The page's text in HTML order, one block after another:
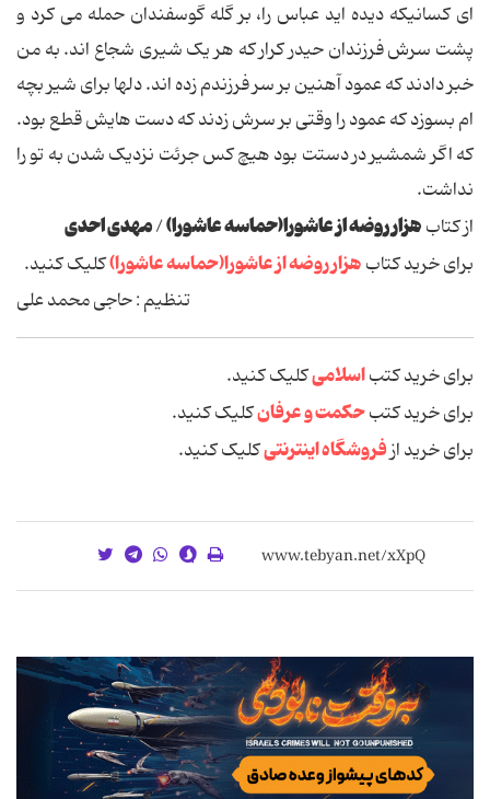
ای کسانیکه دیده اید عباس را، بر گله گوسفندان حمله می کرد و
پشت سرش فرزندان حیدر کرار که هر یک شیری شجاع اند. به من
خبر دادند که عمود آهنین بر سر فرزندم زده اند. دلها برای شیر بچه
ام بسوزد که عمود را وقتی بر سرش زدند که دست هایش قطع بود.
که اگر شمشیر در دستت بود هیچ کس جرئت نزدیک شدن به تو را
نداشت.
از کتابهزار روضه از عاشورا(حماسه عاشورا)/مهدی احدی
برای خرید کتابهزار روضه از عاشورا(حماسه عاشورا)کلیک کنید.
تنظیم : حاجی محمد علی
برای خرید کتباسلامیکلیک کنید.
برای خرید کتبحکمت و عرفانکلیک کنید.
برای خرید ازفروشگاه اینترنتیکلیک کنید.